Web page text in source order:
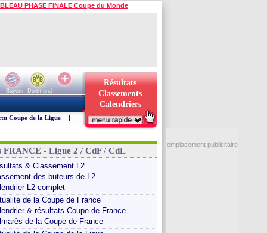
PHASE FINALE Coupe du Monde
Bayern
Dortmund
Résultats
Classements
Calendriers
Coupe de la Ligue |
FRANCE - Ligue 2 / CdF / CdL
& Classement L2
des buteurs de L2
L2 complet
de la Coupe de France
& résultats Coupe de France
de la Coupe de France
emplacement publicitaire